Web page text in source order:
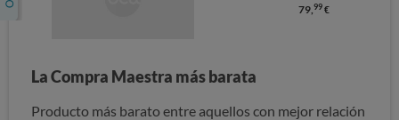
79,99€
La Compra Maestra más barata
Producto más barato entre aquellos con mejor relación